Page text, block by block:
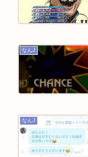
の？
「消え逝く
白
古田敦也が
る現実やばな
【訃報】昭
鹿児島で3月
の素顔と空白
なんJ
なんJ